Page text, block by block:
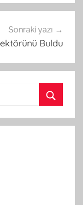
Sonraki yazı
Buldu